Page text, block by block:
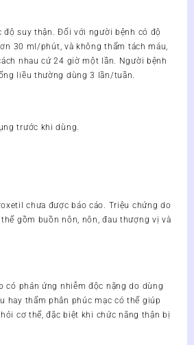
độ suy thận. Đối với người bệnh có độ
30 ml/phút, và không thẩm tách máu,
nhau cứ 24 giờ một lần. Người bệnh
liều thường dùng 3 lần/tuần.
trước khi dùng.
chưa được báo cáo. Triệu chứng do
gồm buồn nôn, nôn, đau thượng vị và
có phản ứng nhiễm độc nặng do dùng
hay thẩm phân phúc mạc có thể giúp
cơ thể, đặc biệt khi chức năng thận bị